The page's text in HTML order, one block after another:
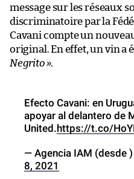
message sur les réseaux
discriminatoire par la
Cavani compte un
original. En effet, un vin a
Negrito ».
Efecto Cavani: en
apoyar al delantero de
United.https://t.co/
— Agencia IAM (desde
8, 2021